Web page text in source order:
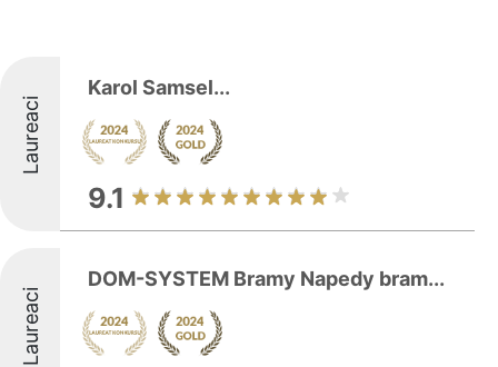
Laureaci
Karol Samsel...
9.1
Laureaci
DOM-SYSTEM Bramy Napedy bram...